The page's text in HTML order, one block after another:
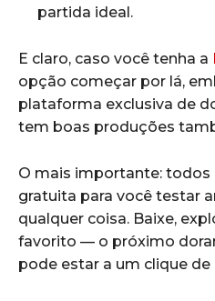
partida ideal.
E claro, caso você tenha a
opção começar por lá,
plataforma exclusiva de
tem boas produções
O mais importante: todos
gratuita para você testar
qualquer coisa. Baixe,
favorito — o próximo
pode estar a um clique de